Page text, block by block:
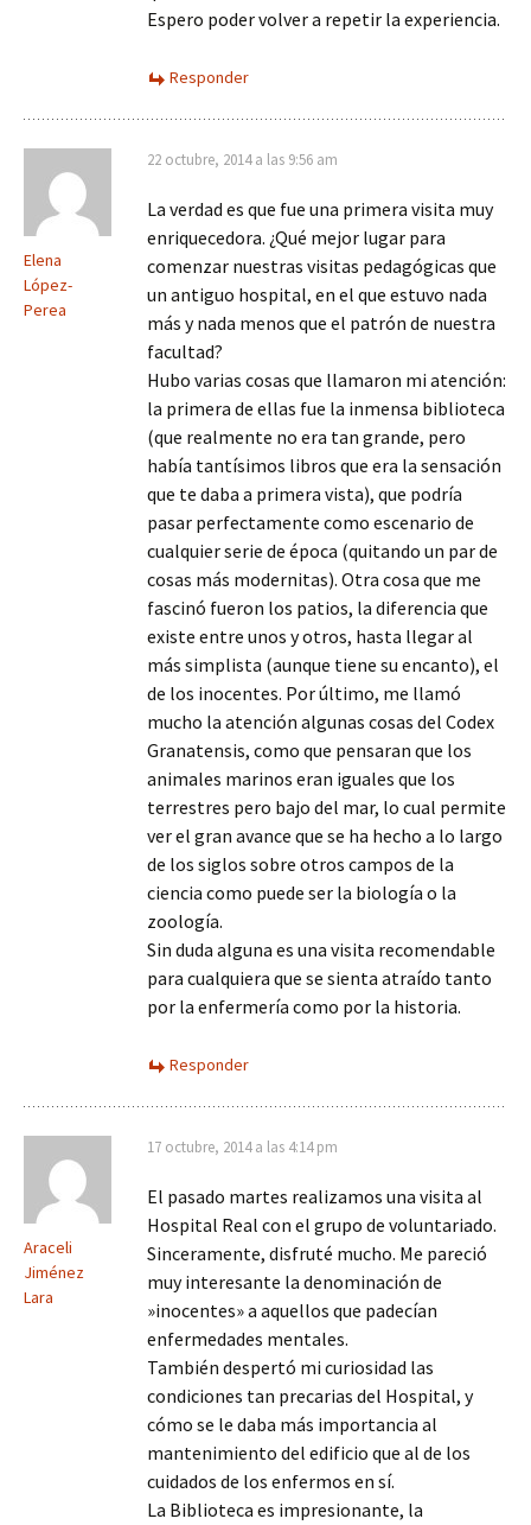
Espero poder volver a repetir la experiencia.
Responder
Elena
López-
Perea
22 octubre, 2014 a las 9:56 am
La verdad es que fue una primera visita muy
enriquecedora. ¿Qué mejor lugar para
comenzar nuestras visitas pedagógicas que
un antiguo hospital, en el que estuvo nada
más y nada menos que el patrón de nuestra
facultad?
Hubo varias cosas que llamaron mi atención:
la primera de ellas fue la inmensa biblioteca
(que realmente no era tan grande, pero
había tantísimos libros que era la sensación
que te daba a primera vista), que podría
pasar perfectamente como escenario de
cualquier serie de época (quitando un par de
cosas más modernitas). Otra cosa que me
fascinó fueron los patios, la diferencia que
existe entre unos y otros, hasta llegar al
más simplista (aunque tiene su encanto), el
de los inocentes. Por último, me llamó
mucho la atención algunas cosas del Codex
Granatensis, como que pensaran que los
animales marinos eran iguales que los
terrestres pero bajo del mar, lo cual permite
ver el gran avance que se ha hecho a lo largo
de los siglos sobre otros campos de la
ciencia como puede ser la biología o la
zoología.
Sin duda alguna es una visita recomendable
para cualquiera que se sienta atraído tanto
por la enfermería como por la historia.
Responder
Araceli
Jiménez
Lara
17 octubre, 2014 a las 4:14 pm
El pasado martes realizamos una visita al
Hospital Real con el grupo de voluntariado.
Sinceramente, disfruté mucho. Me pareció
muy interesante la denominación de
»inocentes» a aquellos que padecían
enfermedades mentales.
También despertó mi curiosidad las
condiciones tan precarias del Hospital, y
cómo se le daba más importancia al
mantenimiento del edificio que al de los
cuidados de los enfermos en sí.
La Biblioteca es impresionante, la